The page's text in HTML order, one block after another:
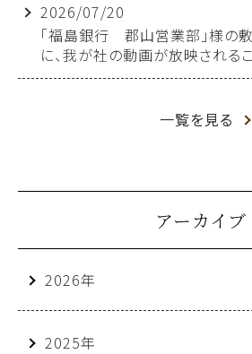
2026/07/20
「福島銀行 郡山営業部」様の
に、我が社の動画が放映される
一覧を見る
アーカイブ
2026年
2025年